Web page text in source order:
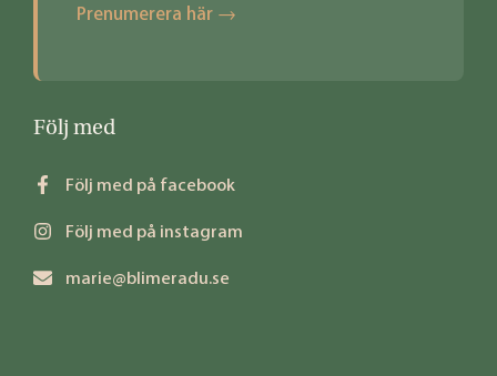
Prenumerera här →
Följ med
Följ med på facebook
Följ med på instagram
marie@blimeradu.se